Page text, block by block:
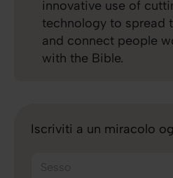
innovative use of
technology to spread
and connect people
with the Bible.
Iscriviti a un miracolo
Sesso